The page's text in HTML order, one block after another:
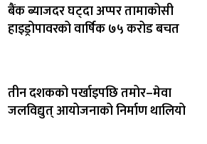
बैंक ब्याजदर घट्दा अप्पर तामाकोसी
हाइड्रोपावरको वार्षिक ७५ करोड बचत
तीन दशकको पर्खाइपछि तमोर–मेवा
जलविद्युत् आयोजनाको निर्माण थालियो